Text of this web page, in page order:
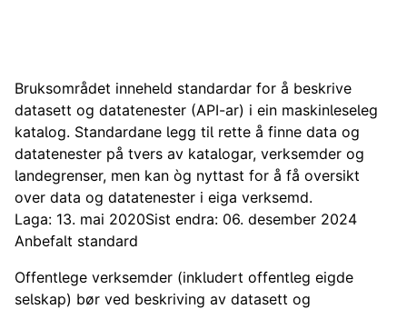
Bruksområdet inneheld standardar for å beskrive
datasett og datatenester (API-ar) i ein maskinleseleg
katalog. Standardane legg til rette å finne data og
datatenester på tvers av katalogar, verksemder og
landegrenser, men kan òg nyttast for å få oversikt
over data og datatenester i eiga verksemd.
Laga: 13. mai 2020Sist endra: 06. desember 2024
Anbefalt standard
Offentlege verksemder (inkludert offentleg eigde
selskap) bør ved beskriving av datasett og